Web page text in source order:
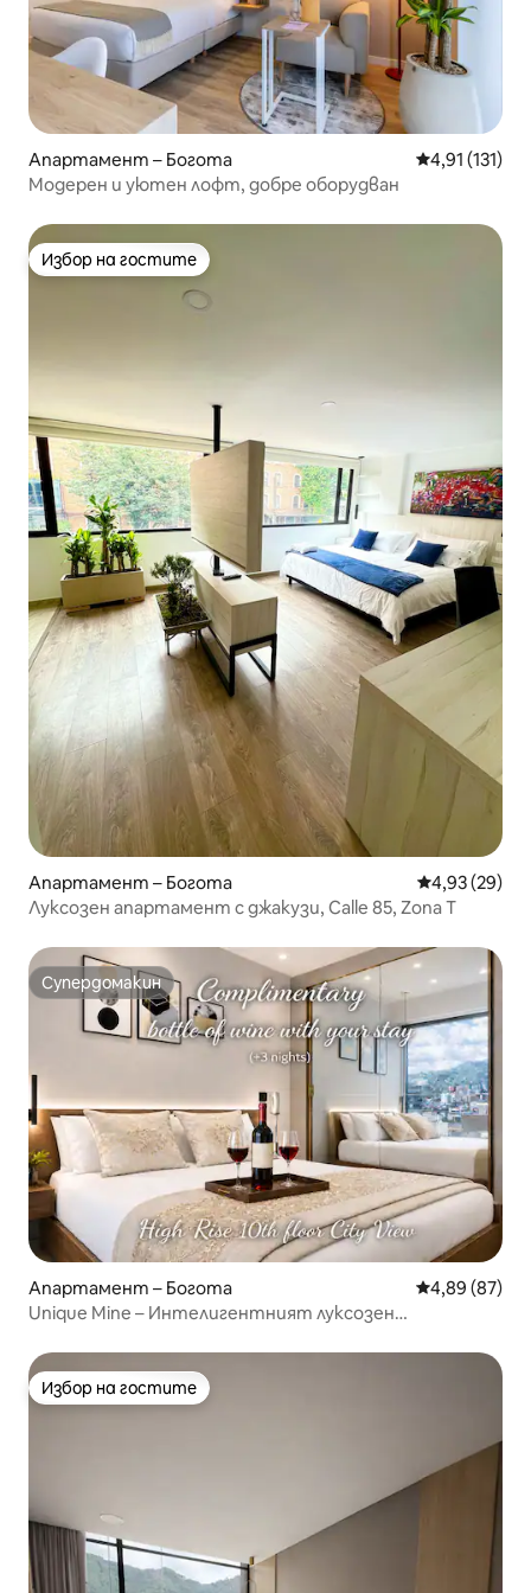
Апартамент – Богота Средна
4,91 (131)
Модерен и уютен лофт, добре оборудван
Избор на гостите
Избор на гостите
Апартамент – Богота Средна
4,93 (29)
Луксозен апартамент с джакузи, Calle 85, Zona T
Супердомакин
Супердомакин
Апартамент – Богота Средна
4,89 (87)
Unique Mine – Интелигентният луксозен
Избор на гостите
Избор на гостите